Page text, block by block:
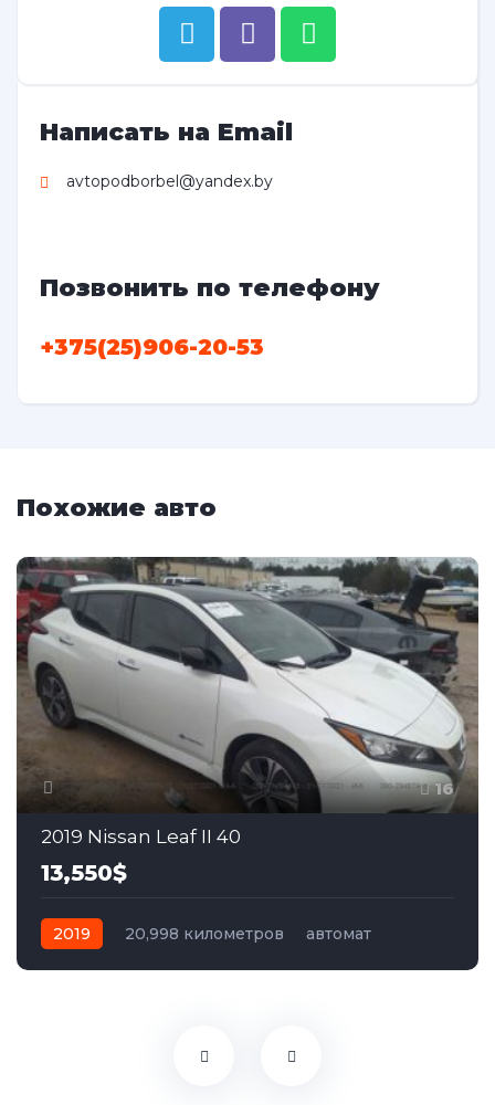
Написать на Email
avtopodborbel@yandex.by
Позвонить по телефону
+375(25)906-20-53
Похожие авто
16
2019 Nissan Leaf II 40
13,550$
2019 20,998 километров
автомат